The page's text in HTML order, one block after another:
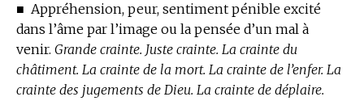
■ Appréhension, peur, sentiment pénible excité
dans l’âme par l’image ou la pensée d’un mal à
venir. Grande crainte. Juste crainte. La crainte du
châtiment. La crainte de la mort. La crainte de l’enfer. La
crainte des jugements de Dieu. La crainte de déplaire.